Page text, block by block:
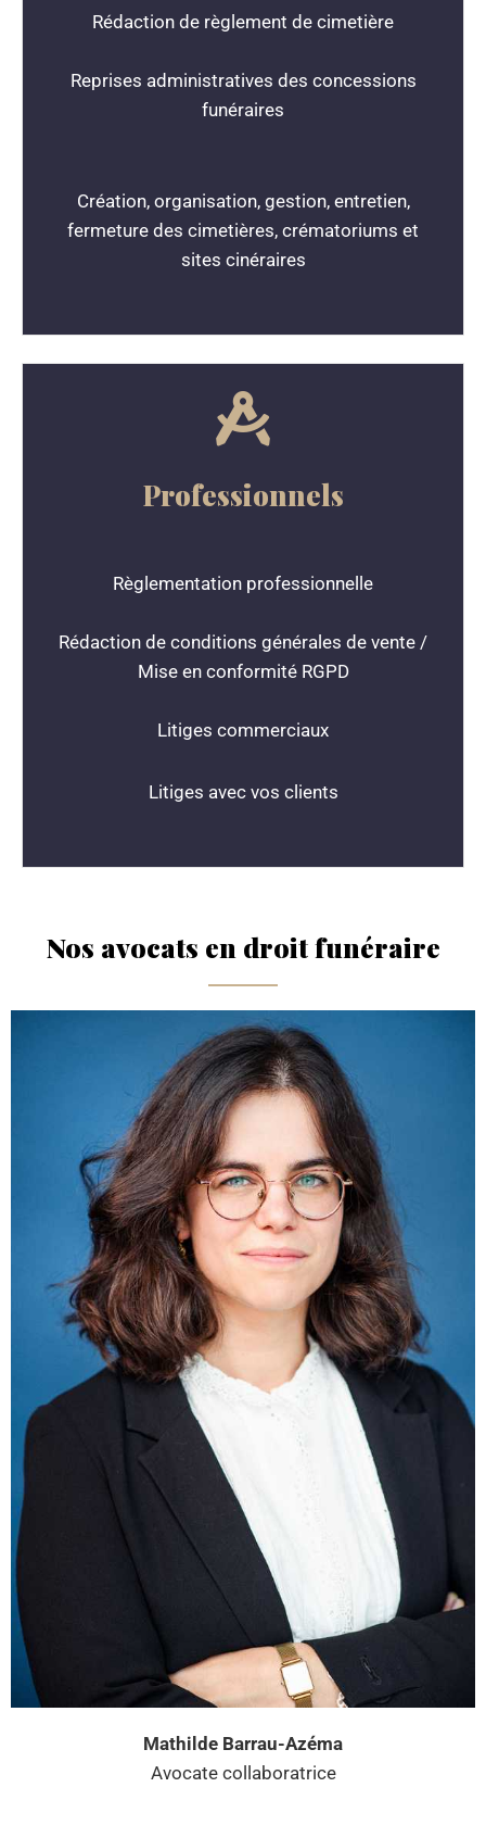
Rédaction de règlement de cimetière
Reprises administratives des concessions
funéraires
Création, organisation, gestion, entretien,
fermeture des cimetières, crématoriums et
sites cinéraires
Professionnels
Règlementation professionnelle
Rédaction de conditions générales de vente /
Mise en conformité RGPD
Litiges commerciaux
Litiges avec vos clients
Nos avocats en droit funéraire
Mathilde Barrau-Azéma
Avocate collaboratrice